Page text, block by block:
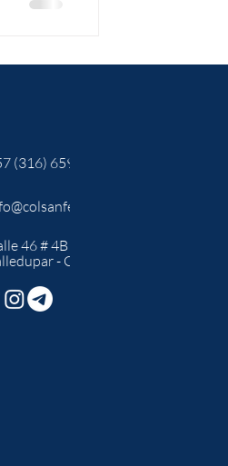
(316) 659 94 45
46 # 4B -10
- Cesar